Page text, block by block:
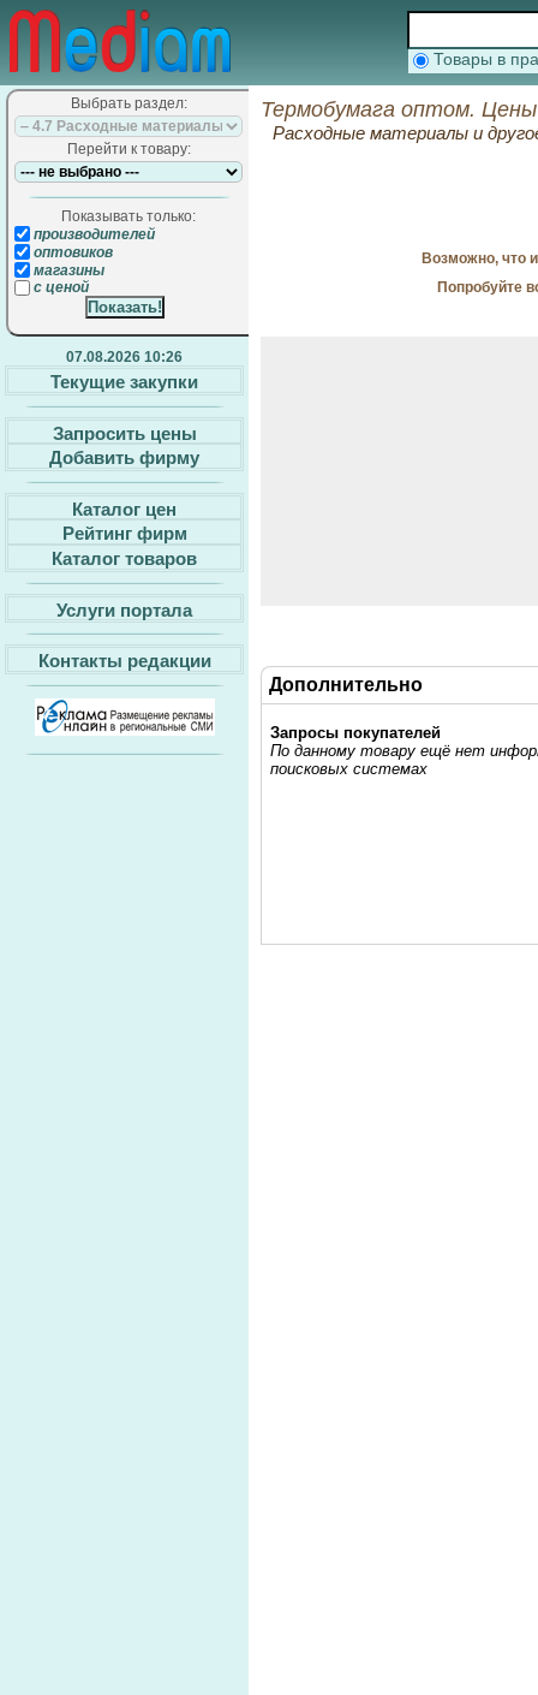
Товары в
Выбрать раздел:
Перейти к товару:
Показывать только:
производителей
оптовиков
магазины
с ценой
07.08.2026 10:26
Текущие закупки
Запросить цены
Добавить фирму
Каталог цен
Рейтинг фирм
Каталог товаров
Услуги портала
Контакты редакции
Термобумага оптом.
Расходные материалы и
Возможно, что
Попробуйте
Дополнительно
Запросы покупателей
По данному товару ещё нет
поисковых системах